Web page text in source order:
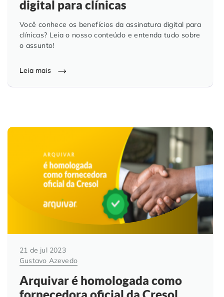
digital para clínicas
Você conhece os benefícios da assinatura digital para
clínicas? Leia o nosso conteúdo e entenda tudo sobre
o assunto!
Leia mais
21 de jul 2023
Gustavo Azevedo
Arquivar é homologada como